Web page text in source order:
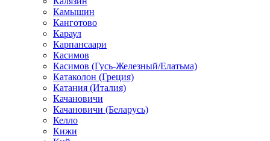
Камышин
Канготово
Караул
Карпансаари
Касимов
Касимов (Гусь-Железный/Елатьма)
Катаколон (Греция)
Катания (Италия)
Качановичи
Качановичи (Беларусь)
Келло
Кижи